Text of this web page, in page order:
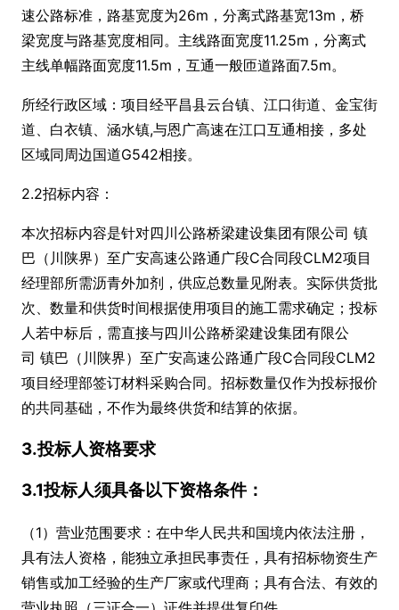
速公路标准，路基宽度为26m，分离式路基宽13m，桥
梁宽度与路基宽度相同。主线路面宽度11.25m，分离式
主线单幅路面宽度11.5m，互通一般匝道路面7.5m。
所经行政区域：项目经平昌县云台镇、江口街道、金宝街
道、白衣镇、涵水镇,与恩广高速在江口互通相接，多处
区域同周边国道G542相接。
2.2招标内容：
本次招标内容是针对四川公路桥梁建设集团有限公司 镇
巴（川陕界）至广安高速公路通广段C合同段CLM2项目
经理部所需沥青外加剂，供应总数量见附表。实际供货批
次、数量和供货时间根据使用项目的施工需求确定；投标
人若中标后，需直接与四川公路桥梁建设集团有限公
司 镇巴（川陕界）至广安高速公路通广段C合同段CLM2
项目经理部签订材料采购合同。招标数量仅作为投标报价
的共同基础，不作为最终供货和结算的依据。
3.投标人资格要求
3.1投标人须具备以下资格条件：
（1）营业范围要求：在中华人民共和国境内依法注册，
具有法人资格，能独立承担民事责任，具有招标物资生产
销售或加工经验的生产厂家或代理商；具有合法、有效的